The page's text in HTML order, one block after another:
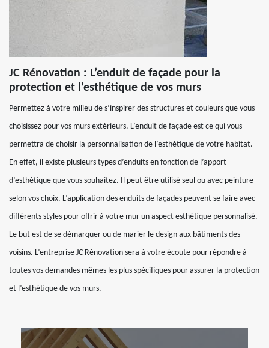
JC Rénovation : L’enduit de façade pour la
protection et l’esthétique de vos murs
Permettez à votre milieu de s’inspirer des structures et couleurs que vous
choisissez pour vos murs extérieurs. L’enduit de façade est ce qui vous
permettra de choisir la personnalisation de l’esthétique de votre habitat.
En effet, il existe plusieurs types d’enduits en fonction de l’apport
d’esthétique que vous souhaitez. Il peut être utilisé seul ou avec peinture
selon vos choix. L’application des enduits de façades peuvent se faire avec
différents styles pour offrir à votre mur un aspect esthétique personnalisé.
Le but est de se démarquer ou de marier le design aux bâtiments des
voisins. L’entreprise JC Rénovation sera à votre écoute pour répondre à
toutes vos demandes mêmes les plus spécifiques pour assurer la protection
et l’esthétique de vos murs.